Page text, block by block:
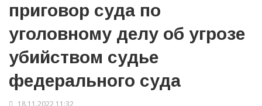
приговор суда по
уголовному делу об угрозе
убийством судье
федерального суда